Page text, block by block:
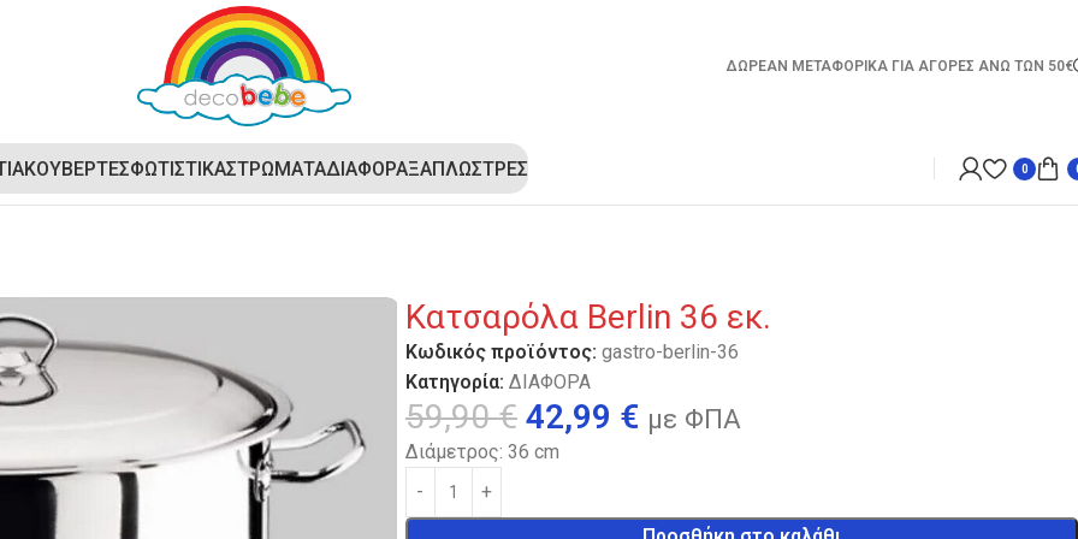
ΔΩΡΕΑΝ ΜΕΤΑΦΟΡΙΚΑ ΓΙΑ ΑΓΟΡΕΣ ΑΝΩ ΤΩΝ 50€
ΚΟΥΒΕΡΤΕΣΦΩΤΙΣΤΙΚΑΣΤΡΩΜΑΤΑΔΙΑΦΟΡΑΞΑΠΛΩΣΤΡΕΣ 0
Κατσαρόλα Berlin 36 εκ.
Κωδικός προϊόντος: gastro-berlin-36
Κατηγορία: ΔΙΑΦΟΡΑ
59,90€ 42,99 € με ΦΠΑ
Διάμετρος: 36 cm